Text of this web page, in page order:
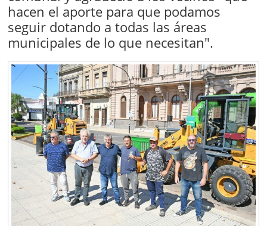
hacen el aporte para que podamos
seguir dotando a todas las áreas
municipales de lo que necesitan".